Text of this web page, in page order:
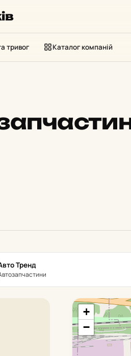
тривог Каталог компаній
Тренд
+
−